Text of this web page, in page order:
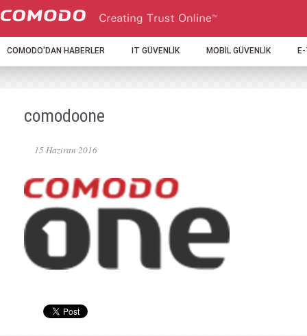
COMODO'DAN HABERLER IT GÜVENLİK MOBİL GÜVENLİK
comodoone
15 Haziran 2016